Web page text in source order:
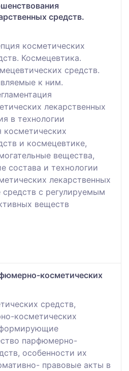
средств.
косметических
Космецевтика.
средств.
к ним.
лекарственных
в технологии
косметических
и космецевтике,
вещества,
состава и технологии
лекарственных
средств с регулируемым
веществ
косметических
средств,
косметических
парфюмерно-
особенности их
правовые акты в